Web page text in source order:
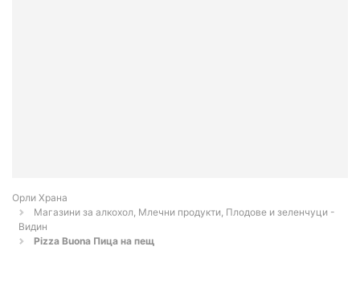
Орли Храна
Магазини за алкохол, Млечни продукти, Плодове и зеленчуци -
Видин
Pizza Buona Пица на пещ